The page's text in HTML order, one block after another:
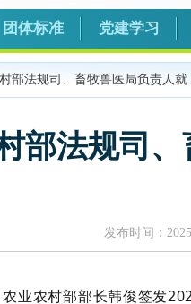
团体标准 党建学习
部法规司、畜牧兽医局负责人
部法规司
发布时间：
农业农村部部长韩俊签发